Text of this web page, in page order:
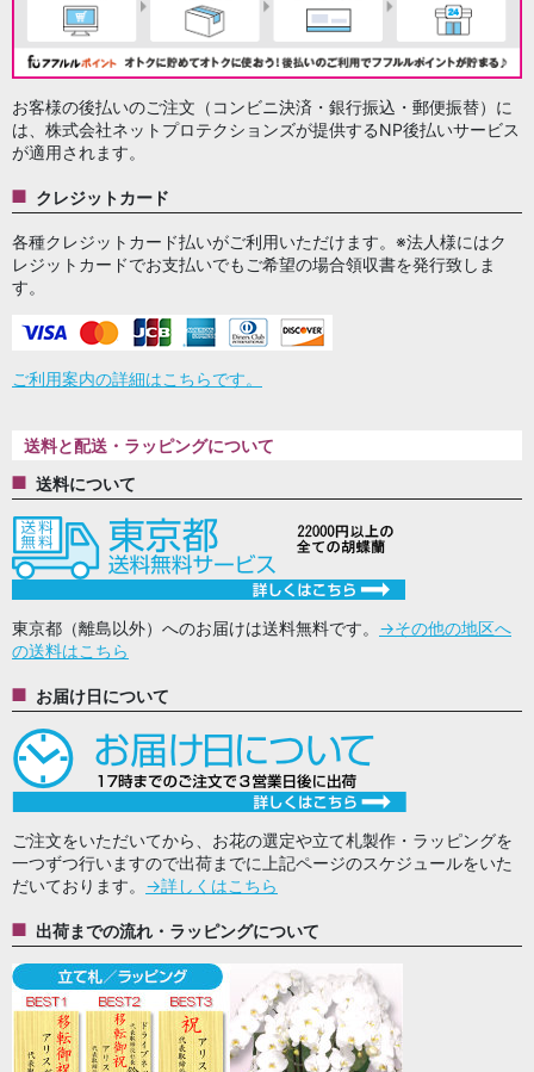
お客様の後払いのご注文（コンビニ決済・銀行振込・郵便振替）に
は、株式会社ネットプロテクションズが提供するNP後払いサービス
が適用されます。
クレジットカード
各種クレジットカード払いがご利用いただけます。※法人様にはク
レジットカードでお支払いでもご希望の場合領収書を発行致しま
す。
ご利用案内の詳細はこちらです。
送料と配送・ラッピングについて
送料について
東京都（離島以外）へのお届けは送料無料です。 →その他の地区へ
の送料はこちら
お届け日について
ご注文をいただいてから、お花の選定や立て札製作・ラッピングを
一つずつ行いますので出荷までに上記ページのスケジュールをいた
だいております。 →詳しくはこちら
出荷までの流れ・ラッピングについて